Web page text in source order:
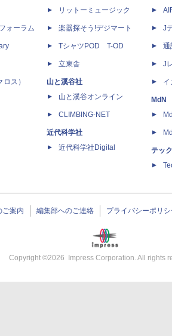
ォーラム
ス）
リットーミュージック
楽器探そう!デジマート
TシャツPOD T-OD
立東舎
山と溪谷社
山と溪谷オンライン
CLIMBING-NET
近代科学社
近代科学社Digital
J
通
J
イ
MdN
テッ
ご案内 編集部へのご連絡 プライバシーポリシ
Copyright ©2026 Impress Corporation. All rights